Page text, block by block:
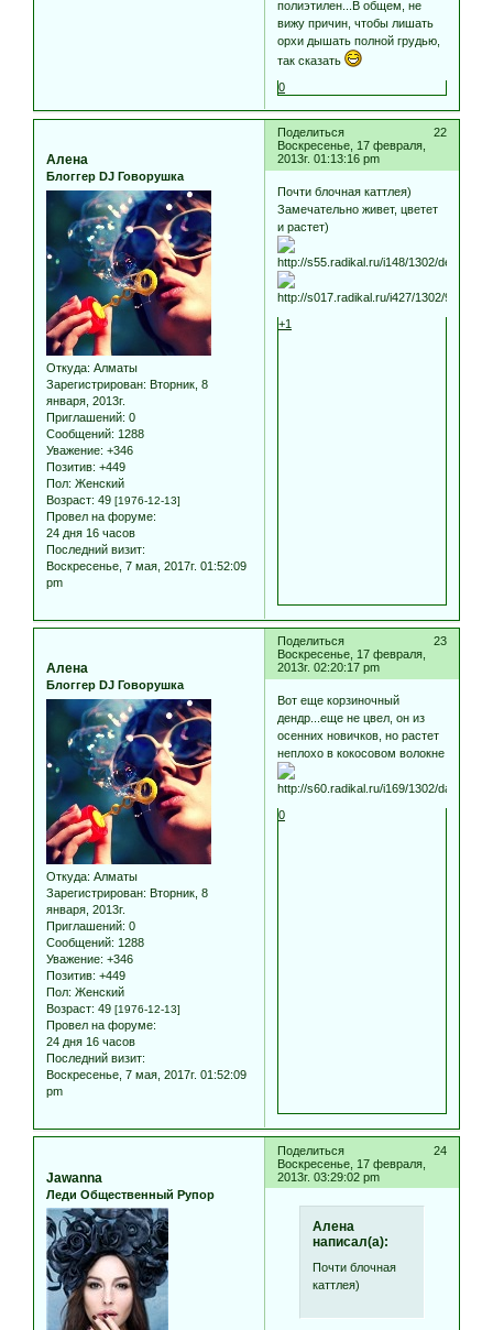
полиэтилен...В общем, не
вижу причин, чтобы лишать
орхи дышать полной грудью,
так сказать
0
Поделиться
22
Воскресенье, 17 февраля,
2013г. 01:13:16 pm
Алена
Блоггер DJ Говорушка
Откуда: Алматы
Зарегистрирован: Вторник, 8
января, 2013г.
Приглашений: 0
Сообщений: 1288
Уважение: +346
Позитив: +449
Пол: Женский
Возраст: 49 [1976-12-13]
Провел на форуме:
24 дня 16 часов
Последний визит:
Воскресенье, 7 мая, 2017г. 01:52:09
pm
Почти блочная каттлея)
Замечательно живет, цветет
и растет)
+1
Поделиться
23
Воскресенье, 17 февраля,
2013г. 02:20:17 pm
Алена
Блоггер DJ Говорушка
Откуда: Алматы
Зарегистрирован: Вторник, 8
января, 2013г.
Приглашений: 0
Сообщений: 1288
Уважение: +346
Позитив: +449
Пол: Женский
Возраст: 49 [1976-12-13]
Провел на форуме:
24 дня 16 часов
Последний визит:
Воскресенье, 7 мая, 2017г. 01:52:09
pm
Вот еще корзиночный
дендр...еще не цвел, он из
осенних новичков, но растет
неплохо в кокосовом волокне
0
Поделиться
24
Воскресенье, 17 февраля,
2013г. 03:29:02 pm
Jawanna
Леди Общественный Рупор
Алена
написал(а):
Почти блочная
каттлея)